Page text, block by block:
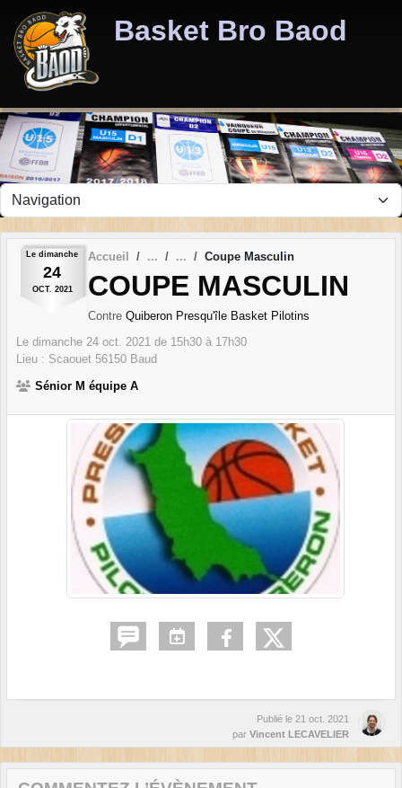
Basket Bro Baod
Le dimanche
24
OCT. 2021
Accueil Coupe Masculin
COUPE MASCULIN
Contre Quiberon Presqu'île Basket Pilotins
Le dimanche 24 oct. 2021 de 15h30 à 17h30
Lieu : Scaouet 56150 Baud
Sénior M équipe A
Publié le 21 oct. 2021
par Vincent LECAVELIER
Panneau de gestion des cookies